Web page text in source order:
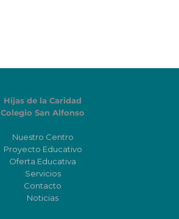
Hijas de la Caridad
Colegio San Alfonso
Nuestro Centro
Proyecto Educativo
Oferta Educativa
Servicios
Contacto
Noticias